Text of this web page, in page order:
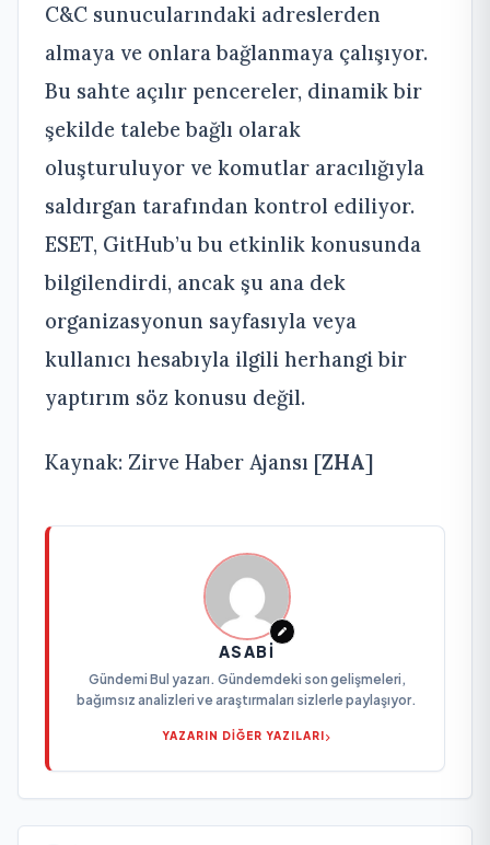
C&C sunucularındaki adreslerden
almaya ve onlara bağlanmaya çalışıyor.
Bu sahte açılır pencereler, dinamik bir
şekilde talebe bağlı olarak
oluşturuluyor ve komutlar aracılığıyla
saldırgan tarafından kontrol ediliyor.
ESET, GitHub’u bu etkinlik konusunda
bilgilendirdi, ancak şu ana dek
organizasyonun sayfasıyla veya
kullanıcı hesabıyla ilgili herhangi bir
yaptırım söz konusu değil.
Kaynak: Zirve Haber Ajansı [ZHA]
ASABI
Gündemi Bul yazarı. Gündemdeki son gelişmeleri,
bağımsız analizleri ve araştırmaları sizlerle paylaşıyor.
YAZARIN DİĞER YAZILARI